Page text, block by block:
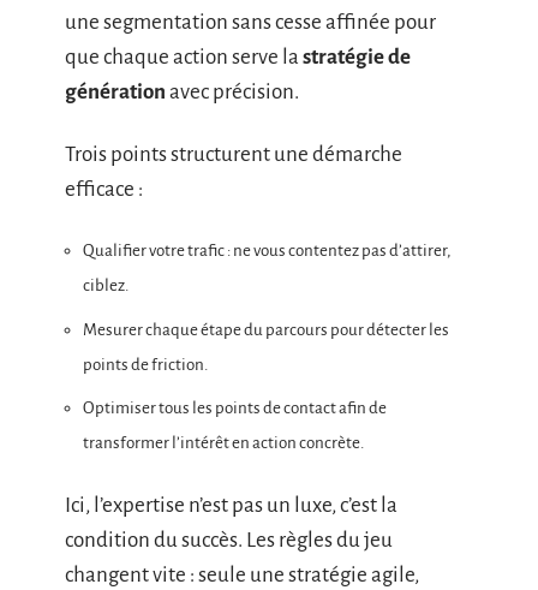
une segmentation sans cesse affinée pour
que chaque action serve la stratégie de
génération avec précision.
Trois points structurent une démarche
efficace :
Qualifier votre trafic : ne vous contentez pas d’attirer,
ciblez.
Mesurer chaque étape du parcours pour détecter les
points de friction.
Optimiser tous les points de contact afin de
transformer l’intérêt en action concrète.
Ici, l’expertise n’est pas un luxe, c’est la
condition du succès. Les règles du jeu
changent vite : seule une stratégie agile,